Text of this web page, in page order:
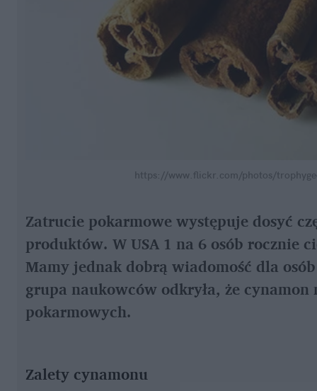
https://www.flickr.com/photos/
Zatrucie pokarmowe występuje dosyć
produktów. W USA 1 na 6 osób rocznie
Mamy jednak dobrą wiadomość dla
grupa naukowców odkryła, że
pokarmowych.
Zalety cynamonu